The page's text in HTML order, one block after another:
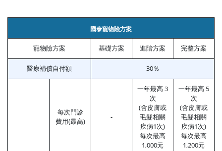
國泰寵物險方案
寵物險方案 基礎方案 進階方案 完整方案
醫療補償自付額 30％
每次門診
費用(最高)
-
一年最高 3
次
(含皮膚或
毛髮相關
疾病1次)
每次最高
1,000元
一年最高 5
次
(含皮膚或
毛髮相關
疾病1次)
每次最高
1,200元